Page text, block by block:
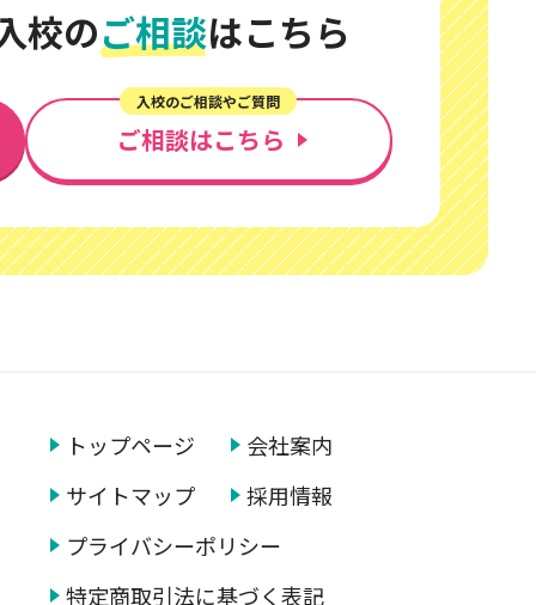
校のご相談はこちら
ご相談はこちら
入校のご相談やご質問
トップページ
会社案内
サイトマップ
採用情報
プライバシーポリシー
特定商取引法に基づく表記